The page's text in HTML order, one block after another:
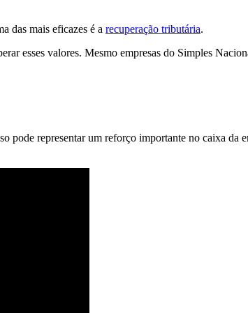
das mais eficazes é a recuperação tributária.
esses valores. Mesmo empresas do Simples
pode representar um reforço importante no caixa da